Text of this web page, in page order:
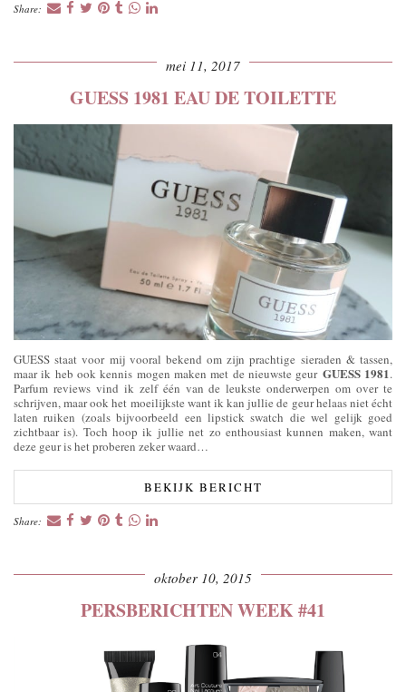
Share:
mei 11, 2017
GUESS 1981 EAU DE TOILETTE
GUESS staat voor mij vooral bekend om zijn prachtige sieraden & tassen,
maar ik heb ook kennis mogen maken met de nieuwste geur GUESS 1981.
Parfum reviews vind ik zelf één van de leukste onderwerpen om over te
schrijven, maar ook het moeilijkste want ik kan jullie de geur helaas niet écht
laten ruiken (zoals bijvoorbeeld een lipstick swatch die wel gelijk goed
zichtbaar is). Toch hoop ik jullie net zo enthousiast kunnen maken, want
deze geur is het proberen zeker waard…
BEKIJK BERICHT
Share:
oktober 10, 2015
PERSBERICHTEN WEEK #41